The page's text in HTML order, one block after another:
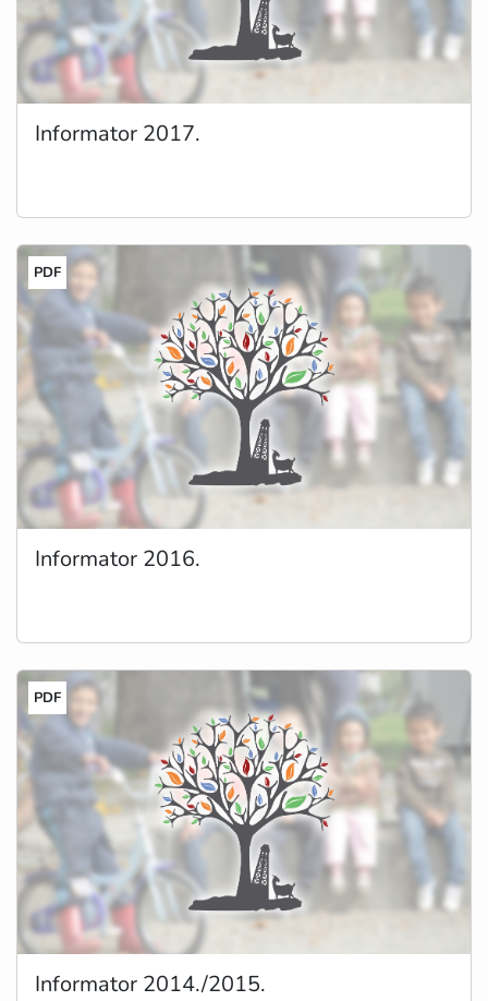
Informator 2017.
PDF
Informator 2016.
PDF
Informator 2014./2015.